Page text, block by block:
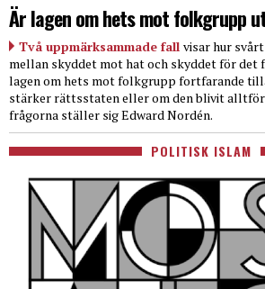
Är lagen om hets mot folkgrupp
Två uppmärksammade fall visar hur
mellan skyddet mot hat och skyddet för det
lagen om hets mot folkgrupp fortfarande
stärker rättsstaten eller om den blivit alltför
frågorna ställer sig Edward Nordén.
POLITISK ISLAM